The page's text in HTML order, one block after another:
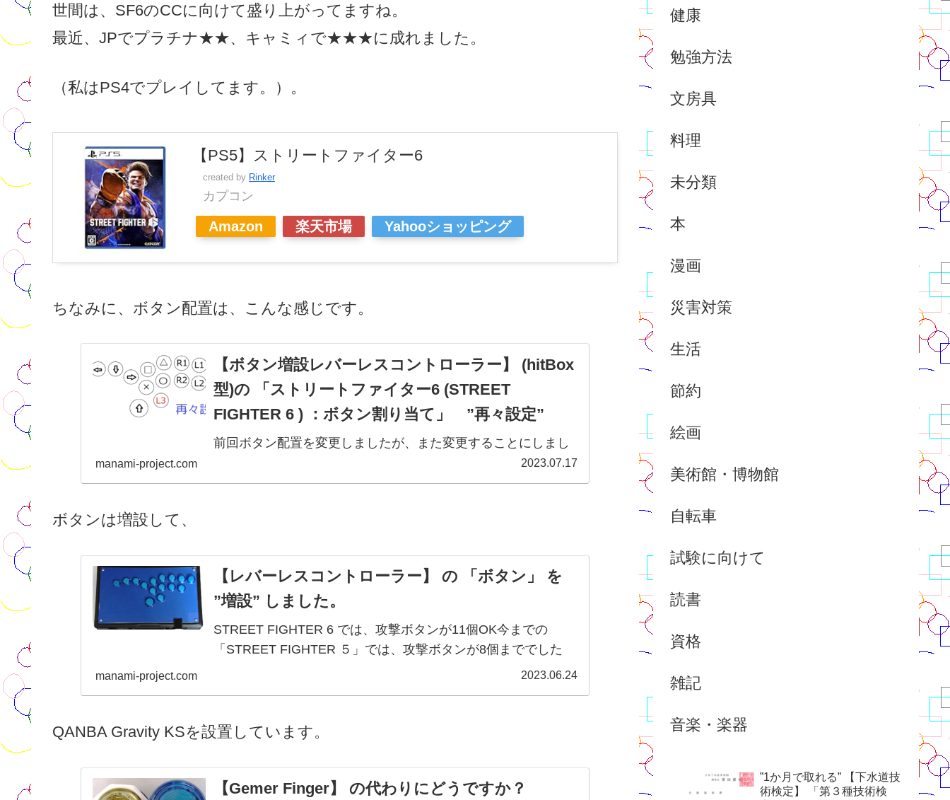
世間は、SF6のCCに向けて盛り上がってますね。
最近、JPでプラチナ★★、キャミィで★★★に成れました。
（私はPS4でプレイしてます。）。
【PS5】ストリートファイター6
created by Rinker
カプコン
Amazon 楽天市場 Yahooショッピング
ちなみに、ボタン配置は、こんな感じです。
【ボタン増設レバーレスコントローラー】 (hitBox
型)の 「ストリートファイター6 (STREET
FIGHTER 6 ) ：ボタン割り当て」 ”再々設定”
前回ボタン配置を変更しましたが、また変更することにしまし
た。ちなみに、変更する前は、こんな感じです。①投げ：L2…
そのまま②パリィ：Touch③インパクト：L1④PP（PPP)：
manami-project.com 2023.07.17
ボタンは増設して、
【レバーレスコントローラー】 の 「ボタン」 を
”増設” しました。
STREET FIGHTER 6 では、攻撃ボタンが11個OK今までの
「STREET FIGHTER ５」では、攻撃ボタンが8個まででした
が、6/2に発売されました、「STREET FIGHTER 6 」では、攻
manami-project.com 2023.06.24
QANBA Gravity KSを設置しています。
【Gemer Finger】 の代わりにどうですか？
健康
勉強方法
文房具
料理
未分類
本
漫画
災害対策
生活
節約
絵画
美術館・博物館
自転車
試験に向けて
読書
資格
雑記
音楽・楽器
”1か月で取れる” 【下水道技
術検定】 「第３種技術検